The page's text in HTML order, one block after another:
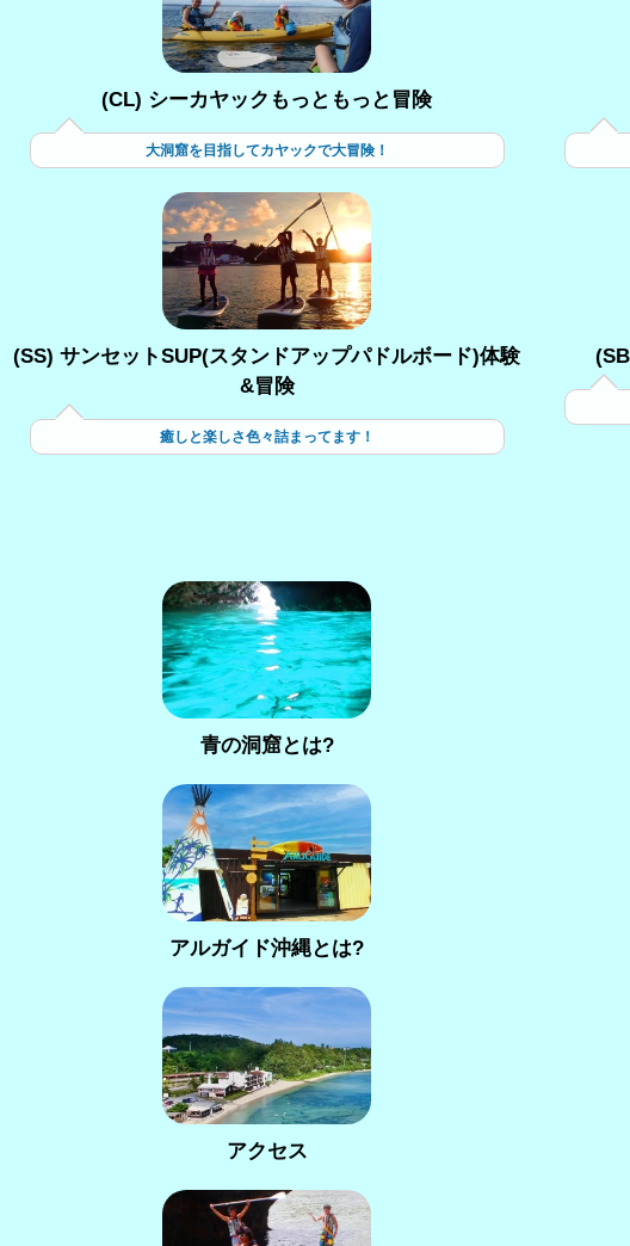
(CL) シーカヤックもっともっと冒険
大洞窟を目指してカヤックで大冒険！
(SS) サンセットSUP(スタンドアップパドルボード)体験
&冒険
癒しと楽しさ色々詰まってます！
青の洞窟とは?
アルガイド沖縄とは?
アクセス